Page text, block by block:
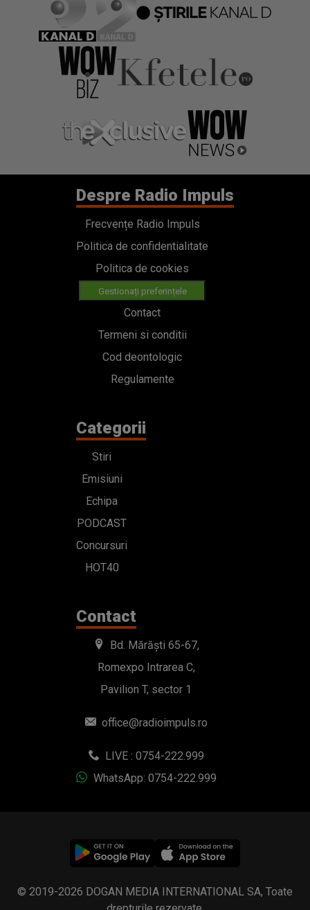
Despre Radio Impuls
Frecvențe Radio Impuls
Politica de confidentialitate
Politica de cookies
Gestionați preferințele
Contact
Termeni si conditii
Cod deontologic
Regulamente
Categorii
Stiri
Emisiuni
Echipa
PODCAST
Concursuri
HOT40
Contact
Bd. Mărăști 65-67,
Romexpo Intrarea C,
Pavilion T, sector 1
office@radioimpuls.ro
LIVE : 0754-222.999
WhatsApp: 0754-222.999
© 2019-2026 DOGAN MEDIA INTERNATIONAL SA, Toate